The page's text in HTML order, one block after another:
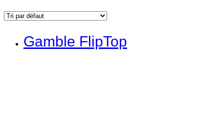
Gamble FlipTop